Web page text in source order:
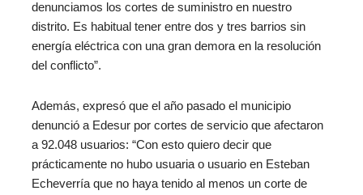
denunciamos los cortes de suministro en nuestro
distrito. Es habitual tener entre dos y tres barrios sin
energía eléctrica con una gran demora en la resolución
del conflicto”.
Además, expresó que el año pasado el municipio
denunció a Edesur por cortes de servicio que afectaron
a 92.048 usuarios: “Con esto quiero decir que
prácticamente no hubo usuaria o usuario en Esteban
Echeverría que no haya tenido al menos un corte de